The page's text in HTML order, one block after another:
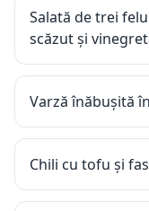
Salată de trei
scăzut și
Varză înăbușită
Chili cu tofu și